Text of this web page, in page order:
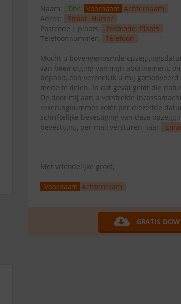
Naam: Dhr. Voornaam Achternaam
Adres:
Straat Huisnr
Postcode + plaats:
Postcode Plaats
Telefoonnummer:
Telefoon
Mocht u bovengenoemde
van beëindiging van mijn abonnement,
bepaalt, dan verzoek ik u mij
mede te delen. In dat geval geldt die
De door mij aan u verstrekte
rekeningnummer komt per diezelfde
schriftelijke bevestiging van deze
bevestiging per mail versturen naar
Met vriendelijke groet,
Voornaam Achternaam
GRATIS